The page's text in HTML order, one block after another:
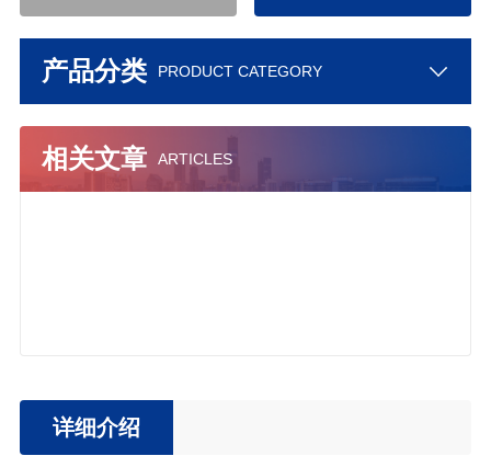
产品分类 PRODUCT CATEGORY
相关文章 ARTICLES
详细介绍